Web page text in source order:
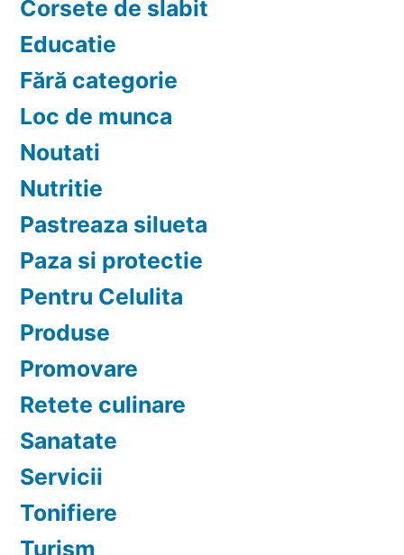
Corsete de slabit
Educatie
Fără categorie
Loc de munca
Noutati
Nutritie
Pastreaza silueta
Paza si protectie
Pentru Celulita
Produse
Promovare
Retete culinare
Sanatate
Servicii
Tonifiere
Turism